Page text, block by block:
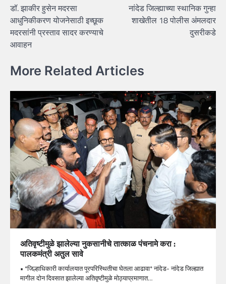
navigation
डॉ. झाकीर हुसेन मदरसा
आधुनिकीकरण योजनेसाठी इच्छूक
मदरसांनी प्रस्ताव सादर करण्याचे
आवाहन
नांदेड जिल्ह्याच्या स्थानिक गुन्हा
शाखेतील 18 पोलीस अंमलदार
दुसरीकडे
More Related Articles
अतिवृष्टीमुळे झालेल्या नुकसानीचे तात्काळ पंचनामे करा :
पालकमंत्री अतुल सावे
• *जिल्हाधिकारी कार्यालयात पूरपरिस्थितीचा घेतला आढावा* नांदेड- नांदेड जिल्ह्यात
मागील दोन दिवसात झालेल्या अतिवृष्टीमुळे मोठ्याप्रमाणात…